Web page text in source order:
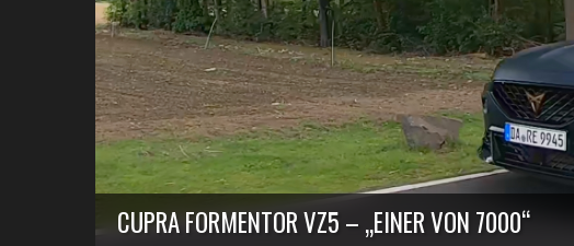
CUPRA FORMENTOR VZ5 – „EINER VON 7000“